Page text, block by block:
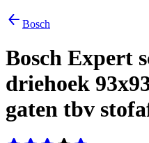
Bosch
Bosch Expert
driehoek
gaten tbv